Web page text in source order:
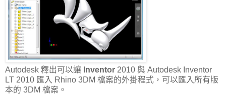
Autodesk 釋出可以讓 Inventor 2010 與 Autodesk Inventor
LT 2010 匯入 Rhino 3DM 檔案的外掛程式，可以匯入所有版
本的 3DM 檔案。